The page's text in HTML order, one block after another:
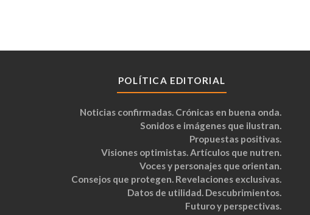
POLÍTICA EDITORIAL
Noticias confirmadas. Crónicas en buena onda.
Sonidos e imágenes que ilustran.
Propuestas positivas.
Visiones optimistas. Artículos que nutren.
Voces y personajes que orientan.
Consejos que protegen. Revelaciones exclusivas.
Datos de utilidad. Descubrimientos.
Futuro y perspectivas.